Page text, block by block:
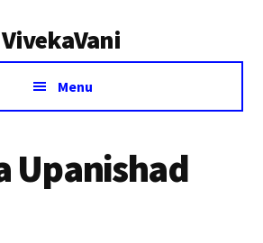
VivekaVani
Menu
Upanishad